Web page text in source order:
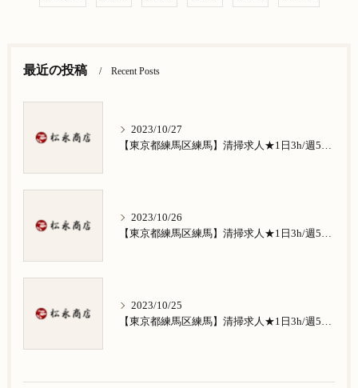
最近の投稿 Recent Posts
2023/10/27
【東京都練馬区練馬】清掃求人★1日3h/週5日/祝日お休み★谷原在住の方歓迎
2023/10/26
【東京都練馬区練馬】清掃求人★1日3h/週5日/祝日お休み★南田中在住の方歓迎
2023/10/25
【東京都練馬区練馬】清掃求人★1日3h/週5日/祝日お休み★南大泉在住の方歓迎